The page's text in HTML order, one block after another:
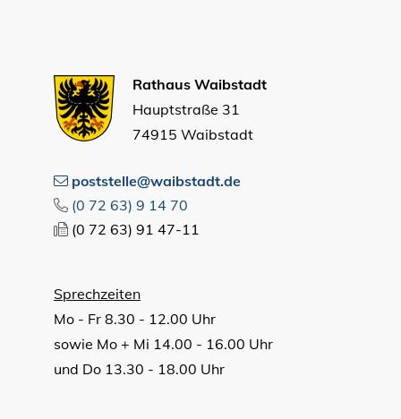
Rathaus Waibstadt
Hauptstraße 31
74915 Waibstadt
poststelle@waibstadt.de
(0 72 63) 9 14 70
(0 72 63) 91 47-11
Sprechzeiten
Mo - Fr 8.30 - 12.00 Uhr
sowie Mo + Mi 14.00 - 16.00 Uhr
und Do 13.30 - 18.00 Uhr